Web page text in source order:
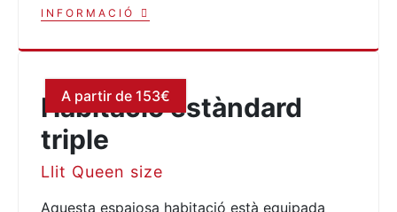
INFORMACIÓ
A partir de 153€
Habitació estàndard
triple
Llit Queen size
Aquesta espaiosa habitació està equipada